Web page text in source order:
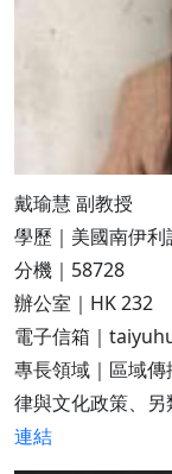
戴瑜慧 副教授
學歷｜美國南伊
分機｜58728
辦公室｜HK 232
電子信箱｜
專長領域｜區域
律與文化政策、
連結